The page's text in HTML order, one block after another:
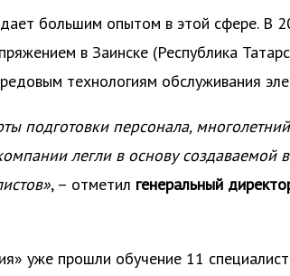
большим опытом в этой сфере. В
в Заинске (Республика
технологиям обслуживания
подготовки персонала,
легли в основу создаваемой
, – отметил генеральный
уже прошли обучение 11